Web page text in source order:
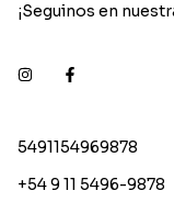
¡Seguinos en
5491154969878
+54 9 11 5496-9878